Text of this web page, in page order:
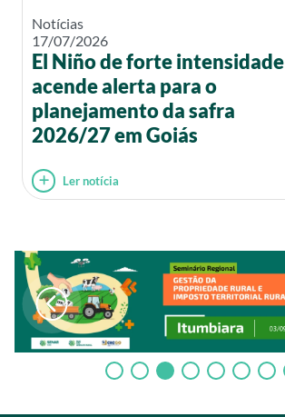
Notícias
17/07/2026
El Niño de forte intensidade
acende alerta para o
planejamento da safra
2026/27 em Goiás
Ler notícia